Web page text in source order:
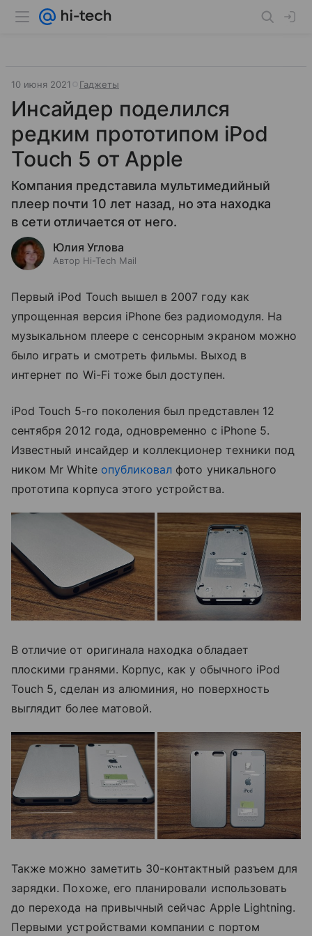
10 июня 2021 Гаджеты
Инсайдер поделился
редким прототипом iPod
Touch 5 от Apple
Компания представила мультимедийный
плеер почти 10 лет назад, но эта находка
в сети отличается от него.
Юлия Углова
Автор Hi-Tech Mail
Первый iPod Touch вышел в 2007 году как
упрощенная версия iPhone без радиомодуля. На
музыкальном плеере с сенсорным экраном можно
было играть и смотреть фильмы. Выход в
интернет по Wi-Fi тоже был доступен.
iPod Touch 5-го поколения был представлен 12
сентября 2012 года, одновременно с iPhone 5.
Известный инсайдер и коллекционер техники под
ником Mr White опубликовал фото уникального
прототипа корпуса этого устройства.
В отличие от оригинала находка обладает
плоскими гранями. Корпус, как у обычного iPod
Touch 5, сделан из алюминия, но поверхность
выглядит более матовой.
Также можно заметить 30-контактный разъем для
зарядки. Похоже, его планировали использовать
до перехода на привычный сейчас Apple Lightning.
Первыми устройствами компании с портом